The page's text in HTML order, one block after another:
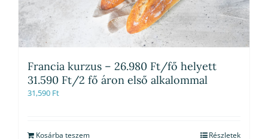
Francia kurzus – 26.980 Ft/fő helyett
31.590 Ft/2 fő áron első alkalommal
31,590 Ft
Kosárba teszem Részletek